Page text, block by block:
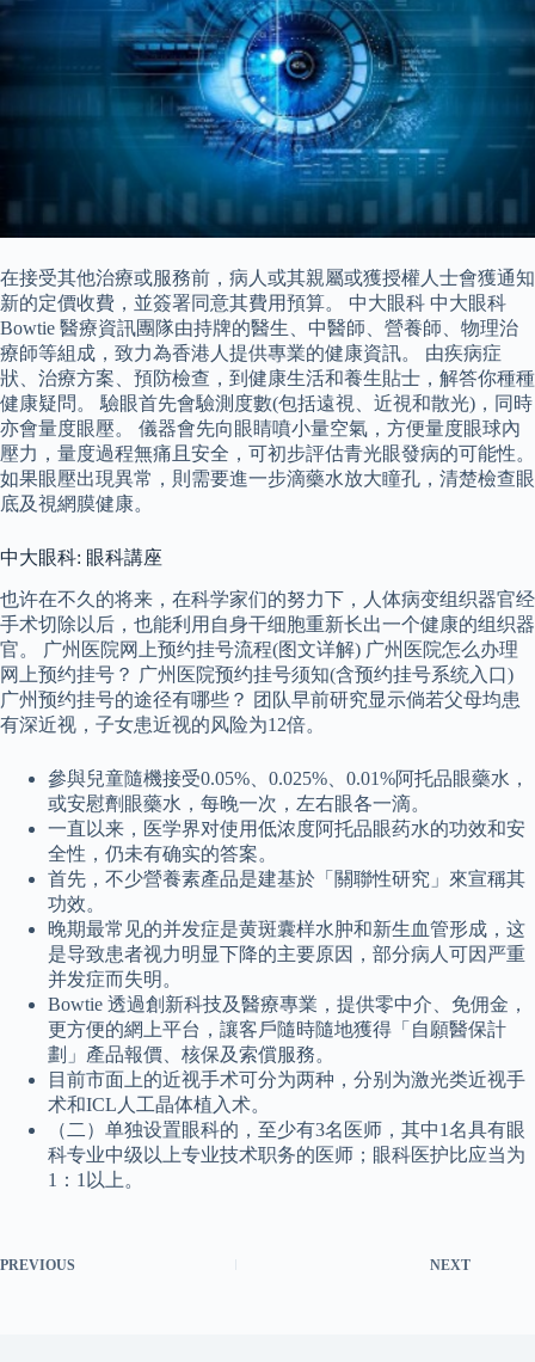
在接受其他治療或服務前，病人或其親屬或獲授權人士會獲通知
新的定價收費，並簽署同意其費用預算。 中大眼科 中大眼科
Bowtie 醫療資訊團隊由持牌的醫生、中醫師、營養師、物理治
療師等組成，致力為香港人提供專業的健康資訊。 由疾病症
狀、治療方案、預防檢查，到健康生活和養生貼士，解答你種種
健康疑問。 驗眼首先會驗測度數(包括遠視、近視和散光)，同時
亦會量度眼壓。 儀器會先向眼睛噴小量空氣，方便量度眼球內
壓力，量度過程無痛且安全，可初步評估青光眼發病的可能性。
如果眼壓出現異常，則需要進一步滴藥水放大瞳孔，清楚檢查眼
底及視網膜健康。
中大眼科: 眼科講座
也许在不久的将来，在科学家们的努力下，人体病变组织器官经
手术切除以后，也能利用自身干细胞重新长出一个健康的组织器
官。 广州医院网上预约挂号流程(图文详解) 广州医院怎么办理
网上预约挂号？ 广州医院预约挂号须知(含预约挂号系统入口)
广州预约挂号的途径有哪些？ 团队早前研究显示倘若父母均患
有深近视，子女患近视的风险为12倍。
參與兒童隨機接受0.05%、0.025%、0.01%阿托品眼藥水，
或安慰劑眼藥水，每晚一次，左右眼各一滴。
一直以来，医学界对使用低浓度阿托品眼药水的功效和安
全性，仍未有确实的答案。
首先，不少營養素產品是建基於「關聯性研究」來宣稱其
功效。
晚期最常见的并发症是黄斑囊样水肿和新生血管形成，这
是导致患者视力明显下降的主要原因，部分病人可因严重
并发症而失明。
Bowtie 透過創新科技及醫療專業，提供零中介、免佣金，
更方便的網上平台，讓客戶隨時隨地獲得「自願醫保計
劃」產品報價、核保及索償服務。
目前市面上的近视手术可分为两种，分别为激光类近视手
术和ICL人工晶体植入术。
（二）单独设置眼科的，至少有3名医师，其中1名具有眼
科专业中级以上专业技术职务的医师；眼科医护比应当为
1：1以上。
PREVIOUS NEXT